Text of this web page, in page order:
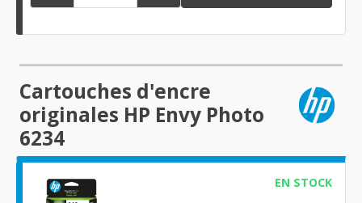
Cartouches d'encre
originales HP Envy Photo
6234
EN STOCK